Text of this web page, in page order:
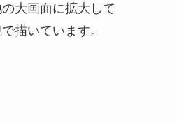
大画面に拡大して
描いています。